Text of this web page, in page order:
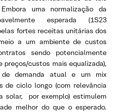
uma normalização da
esperada (1S23
fortes receitas unitárias dos
a um ambiente de custos
sendo potencialmente
custos mais equalizada),
demanda atual e um mix
de ciclo longo (com relevância
solar, por exemplo) estimulem
melhor do que o esperado.